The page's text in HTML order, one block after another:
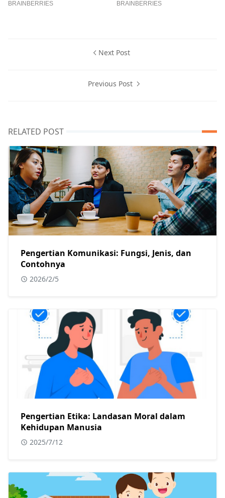
Next Post
Previous Post
RELATED POST
Pengertian Komunikasi: Fungsi, Jenis, dan
Contohnya
2026/2/5
Pengertian Etika: Landasan Moral dalam
Kehidupan Manusia
2025/7/12